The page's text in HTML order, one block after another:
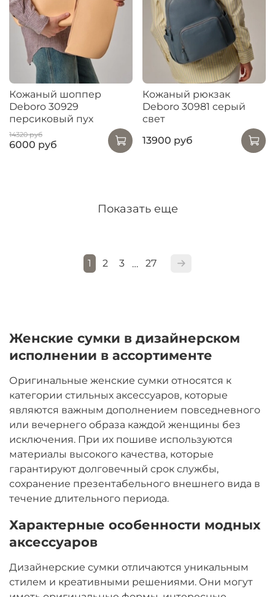
Кожаный шоппер
Deboro 30929
персиковый пух
14320 руб
6000 руб
Кожаный рюкзак
Deboro 30981 серый
свет
13900 руб
Показать еще
1 2 3 … 27
Женские сумки в дизайнерском
исполнении в ассортименте
Оригинальные женские сумки относятся к
категории стильных аксессуаров, которые
являются важным дополнением повседневного
или вечернего образа каждой женщины без
исключения. При их пошиве используются
материалы высокого качества, которые
гарантируют долговечный срок службы,
сохранение презентабельного внешнего вида в
течение длительного периода.
Характерные особенности модных
аксессуаров
Дизайнерские сумки отличаются уникальным
стилем и креативными решениями. Они могут